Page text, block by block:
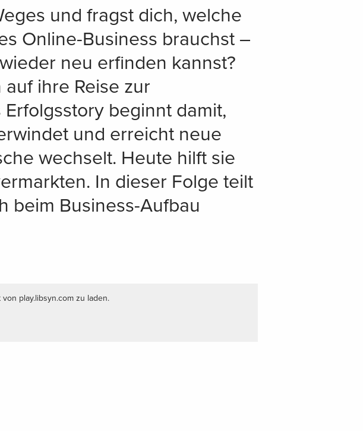
und fragst dich, welche
Online-Business brauchst –
neu erfinden kannst?
ihre Reise zur
beginnt damit,
und erreicht neue
wechselt. Heute hilft sie
In dieser Folge teilt
beim Business-Aufbau
play.libsyn.com zu laden.